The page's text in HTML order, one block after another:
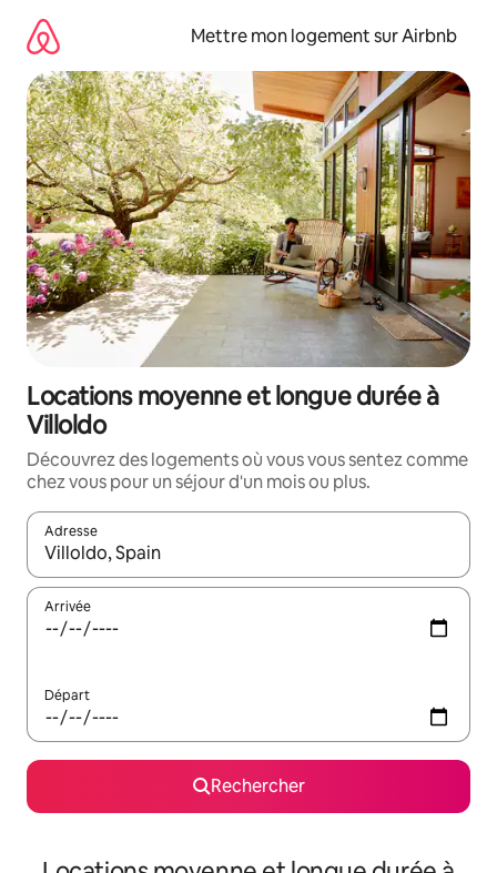
directement
contenu
Mettre mon logement sur Airbnb
Locations moyenne et longue durée à
Villoldo
Découvrez des logements où vous vous sentez comme
chez vous pour un séjour d'un mois ou plus.
Adresse
Lorsque les résultats s'affichent, utilisez les flèches vers le
Arrivée
Départ
Rechercher